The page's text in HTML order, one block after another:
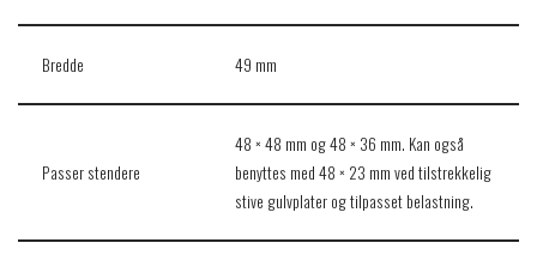
Bredde 49 mm
Passer stendere
48 × 48 mm og 48 × 36 mm. Kan også
benyttes med 48 × 23 mm ved tilstrekkelig
stive gulvplater og tilpasset belastning.